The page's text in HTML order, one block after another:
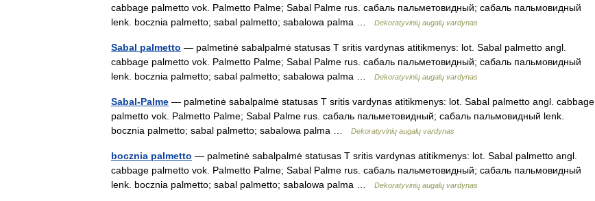
cabbage palmetto vok. Palmetto Palme; Sabal Palme rus. сабаль пальметовидный; сабаль пальмовидный
lenk. bocznia palmetto; sabal palmetto; sabalowa palma …
Dekoratyvinių augalų vardynas
Sabal palmetto — palmetinė sabalpalmė statusas T sritis vardynas atitikmenys: lot. Sabal palmetto angl.
cabbage palmetto vok. Palmetto Palme; Sabal Palme rus. сабаль пальметовидный; сабаль пальмовидный
lenk. bocznia palmetto; sabal palmetto; sabalowa palma …
Dekoratyvinių augalų vardynas
Sabal-Palme — palmetinė sabalpalmė statusas T sritis vardynas atitikmenys: lot. Sabal palmetto angl. cabbage
palmetto vok. Palmetto Palme; Sabal Palme rus. сабаль пальметовидный; сабаль пальмовидный lenk.
bocznia palmetto; sabal palmetto; sabalowa palma …
Dekoratyvinių augalų vardynas
bocznia palmetto — palmetinė sabalpalmė statusas T sritis vardynas atitikmenys: lot. Sabal palmetto angl.
cabbage palmetto vok. Palmetto Palme; Sabal Palme rus. сабаль пальметовидный; сабаль пальмовидный
lenk. bocznia palmetto; sabal palmetto; sabalowa palma …
Dekoratyvinių augalų vardynas